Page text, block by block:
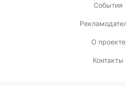
События
О проекте
Контакты